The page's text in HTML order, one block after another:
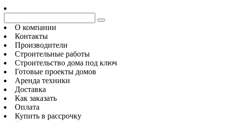
О компании
Контакты
Производители
Строительные работы
Строительство дома под ключ
Готовые проекты домов
Аренда техники
Доставка
Как заказать
Оплата
Купить в рассрочку